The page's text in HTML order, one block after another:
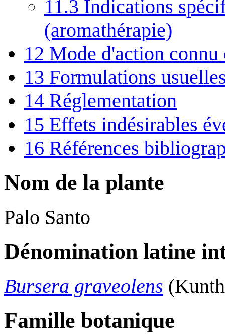
11.3 Indications
(aromathérapie)
12 Mode d'action connu
13 Formulations
14 Réglementation
15 Effets indésirables
16 Références
Nom de la plante
Palo Santo
Dénomination latine
Bursera graveolens
Famille botanique